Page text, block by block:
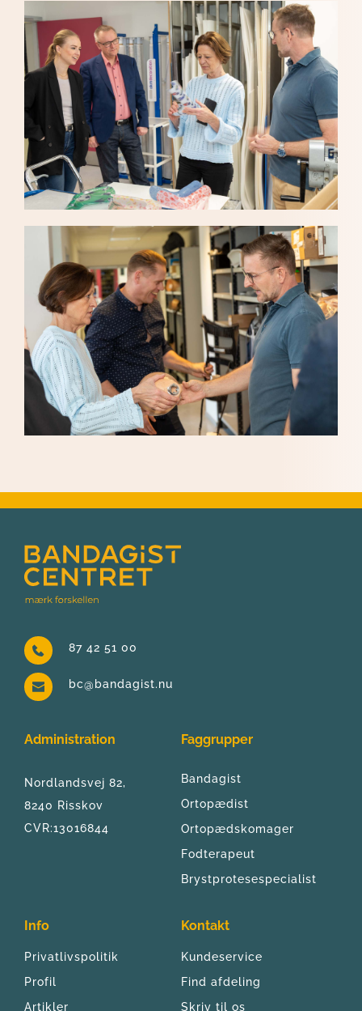
87 42 51 00
bc@bandagist.nu
Administration
Nordlandsvej 82,
8240 Risskov
CVR:13016844
Faggrupper
Bandagist
Ortopædist
Ortopædskomager
Fodterapeut
Brystprotesespecialist
Info
Privatlivspolitik
Profil
Artikler
Kontakt
Kundeservice
Find afdeling
Skriv til os